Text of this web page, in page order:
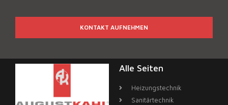
KONTAKT AUFNEHMEN
Alle Seiten
Heizungstechnik
Sanitärtechnik